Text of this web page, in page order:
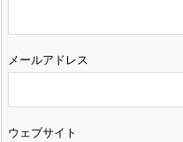
メールアドレス
ウェブサイト